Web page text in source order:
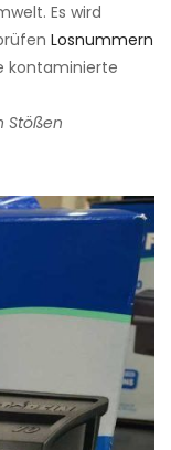
Es wird
Losnummern
kontaminierte
Stößen